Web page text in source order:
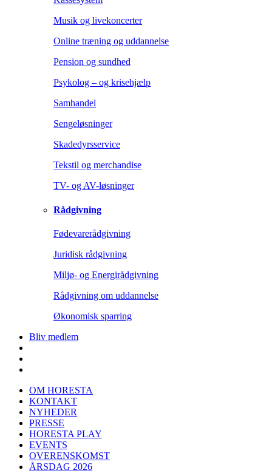
Musik og livekoncerter
Online træning og uddannelse
Pension og sundhed
Psykolog – og krisehjælp
Samhandel
Sengeløsninger
Skadedyrsservice
Tekstil og merchandise
TV- og AV-løsninger
Rådgivning
Fødevarerådgivning
Juridisk rådgivning
Miljø- og Energirådgivning
Rådgivning om uddannelse
Økonomisk sparring
Bliv medlem
OM HORESTA
KONTAKT
NYHEDER
PRESSE
HORESTA PLAY
EVENTS
OVERENSKOMST
ÅRSDAG 2026